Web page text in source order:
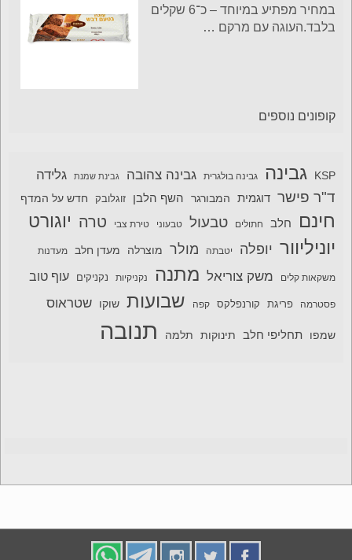
במחיר מפתיע במיוחד – כ־6 שקלים
בלבד.העוגה עם מרקם …
קופונים נוספים
KSP גבינה גבינה בולגרית גבינה צהובה גבינת שמנת גלידה
ד"ר פישר דוגמית המבורגר השף הלבן זוגלובק חדש על המדף
חינם חלב חתולים טבעול טבעוני טירת צבי טרה יוגורט
יוניליוור יופלה יטבתה מולר מוצרלה מעדן חלב מעדנות
משקאות קלים משק צוריאל מתנה נקניקיות נקניקים עוף טוב
פסטרמה פריגת קורנפלקס קפה שבועות שוקו שטראוס
שמפו תחליפי חלב תינוקות תלמה תנובה